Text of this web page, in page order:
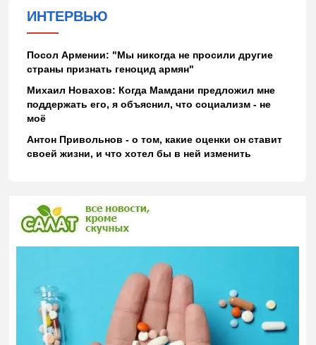
ИНТЕРВЬЮ
Посол Армении: "Мы никогда не просили другие
страны признать геноцид армян"
Михаил Новахов: Когда Мамдани предложил мне
поддержать его, я объяснил, что социализм - не
моё
Антон Привольнов - о том, какие оценки он ставит
своей жизни, и что хотел бы в ней изменить